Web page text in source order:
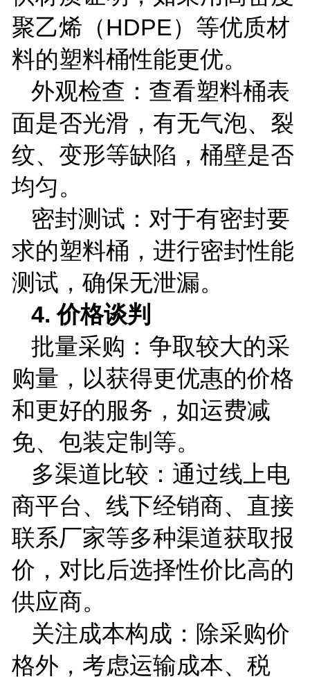
聚乙烯（HDPE）等优质材
料的塑料桶性能更优。
外观检查：查看塑料桶表
面是否光滑，有无气泡、裂
纹、变形等缺陷，桶壁是否
均匀。
密封测试：对于有密封要
求的塑料桶，进行密封性能
测试，确保无泄漏。
4.价格谈判
批量采购：争取较大的采
购量，以获得更优惠的价格
和更好的服务，如运费减
免、包装定制等。
多渠道比较：通过线上电
商平台、线下经销商、直接
联系厂家等多种渠道获取报
价，对比后选择性价比高的
供应商。
关注成本构成：除采购价
格外，考虑运输成本、税